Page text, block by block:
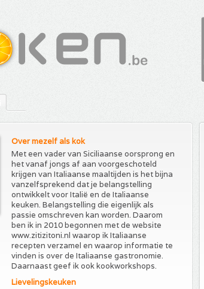
Over mezelf als kok
Met een vader van Siciliaanse oorsprong en
het vanaf jongs af aan voorgeschoteld
krijgen van Italiaanse maaltijden is het bijna
vanzelfsprekend dat je belangstelling
ontwikkelt voor Italië en de Italiaanse
keuken. Belangstelling die eigenlijk als
passie omschreven kan worden. Daarom
ben ik in 2010 begonnen met de website
www.zitizitoni.nl waarop ik Italiaanse
recepten verzamel en waarop informatie te
vinden is over de Italiaanse gastronomie.
Daarnaast geef ik ook kookworkshops.
Lievelingskeuken